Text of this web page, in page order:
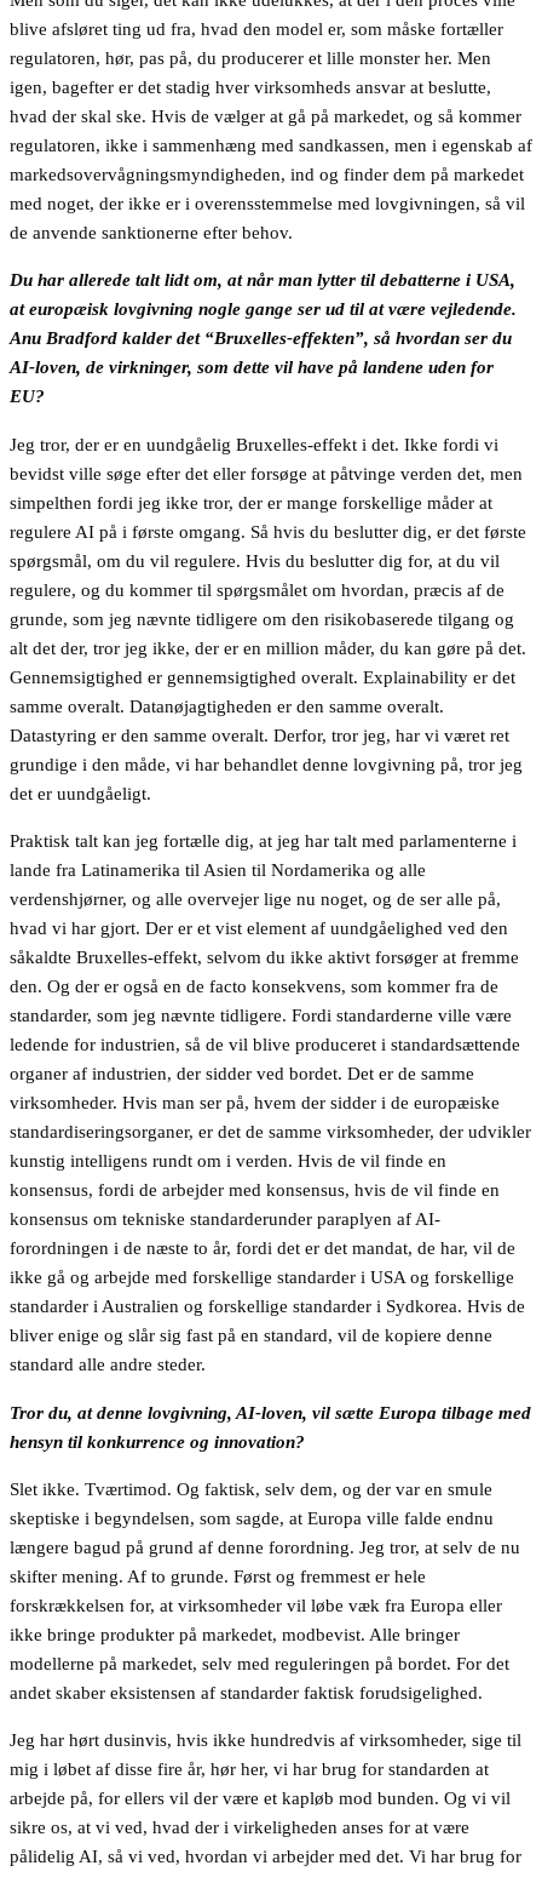
blive afsløret ting ud fra, hvad den model er, som måske fortæller
regulatoren, hør, pas på, du producerer et lille monster her. Men
igen, bagefter er det stadig hver virksomheds ansvar at beslutte,
hvad der skal ske. Hvis de vælger at gå på markedet, og så kommer
regulatoren, ikke i sammenhæng med sandkassen, men i egenskab af
markedsovervågningsmyndigheden, ind og finder dem på markedet
med noget, der ikke er i overensstemmelse med lovgivningen, så vil
de anvende sanktionerne efter behov.
Du har allerede talt lidt om, at når man lytter til debatterne i USA,
at europæisk lovgivning nogle gange ser ud til at være vejledende.
Anu Bradford kalder det “Bruxelles-effekten”, så hvordan ser du
AI-loven, de virkninger, som dette vil have på landene uden for
EU?
Jeg tror, der er en uundgåelig Bruxelles-effekt i det. Ikke fordi vi
bevidst ville søge efter det eller forsøge at påtvinge verden det, men
simpelthen fordi jeg ikke tror, der er mange forskellige måder at
regulere AI på i første omgang. Så hvis du beslutter dig, er det første
spørgsmål, om du vil regulere. Hvis du beslutter dig for, at du vil
regulere, og du kommer til spørgsmålet om hvordan, præcis af de
grunde, som jeg nævnte tidligere om den risikobaserede tilgang og
alt det der, tror jeg ikke, der er en million måder, du kan gøre på det.
Gennemsigtighed er gennemsigtighed overalt. Explainability er det
samme overalt. Datanøjagtigheden er den samme overalt.
Datastyring er den samme overalt. Derfor, tror jeg, har vi været ret
grundige i den måde, vi har behandlet denne lovgivning på, tror jeg
det er uundgåeligt.
Praktisk talt kan jeg fortælle dig, at jeg har talt med parlamenterne i
lande fra Latinamerika til Asien til Nordamerika og alle
verdenshjørner, og alle overvejer lige nu noget, og de ser alle på,
hvad vi har gjort. Der er et vist element af uundgåelighed ved den
såkaldte Bruxelles-effekt, selvom du ikke aktivt forsøger at fremme
den. Og der er også en de facto konsekvens, som kommer fra de
standarder, som jeg nævnte tidligere. Fordi standarderne ville være
ledende for industrien, så de vil blive produceret i standardsættende
organer af industrien, der sidder ved bordet. Det er de samme
virksomheder. Hvis man ser på, hvem der sidder i de europæiske
standardiseringsorganer, er det de samme virksomheder, der udvikler
kunstig intelligens rundt om i verden. Hvis de vil finde en
konsensus, fordi de arbejder med konsensus, hvis de vil finde en
konsensus om tekniske standarderunder paraplyen af AI-
forordningen i de næste to år, fordi det er det mandat, de har, vil de
ikke gå og arbejde med forskellige standarder i USA og forskellige
standarder i Australien og forskellige standarder i Sydkorea. Hvis de
bliver enige og slår sig fast på en standard, vil de kopiere denne
standard alle andre steder.
Tror du, at denne lovgivning, AI-loven, vil sætte Europa tilbage med
hensyn til konkurrence og innovation?
Slet ikke. Tværtimod. Og faktisk, selv dem, og der var en smule
skeptiske i begyndelsen, som sagde, at Europa ville falde endnu
længere bagud på grund af denne forordning. Jeg tror, at selv de nu
skifter mening. Af to grunde. Først og fremmest er hele
forskrækkelsen for, at virksomheder vil løbe væk fra Europa eller
ikke bringe produkter på markedet, modbevist. Alle bringer
modellerne på markedet, selv med reguleringen på bordet. For det
andet skaber eksistensen af standarder faktisk forudsigelighed.
Jeg har hørt dusinvis, hvis ikke hundredvis af virksomheder, sige til
mig i løbet af disse fire år, hør her, vi har brug for standarden at
arbejde på, for ellers vil der være et kapløb mod bunden. Og vi vil
sikre os, at vi ved, hvad der i virkeligheden anses for at være
pålidelig AI, så vi ved, hvordan vi arbejder med det. Vi har brug for